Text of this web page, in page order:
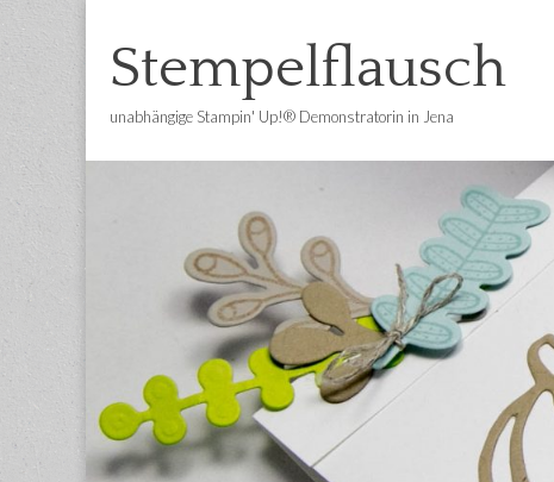
Stempelflausch
unabhängige Stampin' Up!® Demonstratorin in Jena